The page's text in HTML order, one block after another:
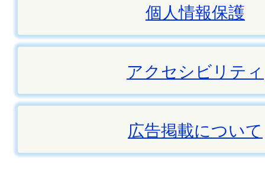
個人情報保護
アクセシビリティ
広告掲載について